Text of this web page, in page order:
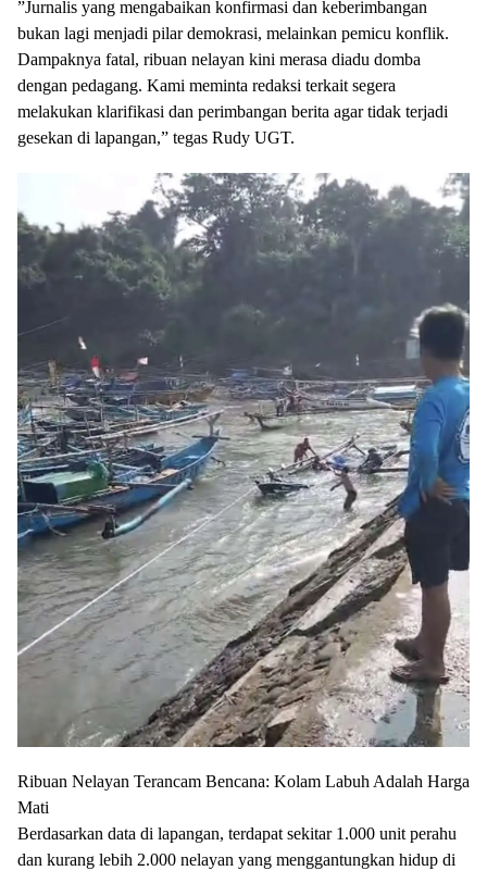
​”Jurnalis yang mengabaikan konfirmasi dan keberimbangan
bukan lagi menjadi pilar demokrasi, melainkan pemicu konflik.
Dampaknya fatal, ribuan nelayan kini merasa diadu domba
dengan pedagang. Kami meminta redaksi terkait segera
melakukan klarifikasi dan perimbangan berita agar tidak terjadi
gesekan di lapangan,” tegas Rudy UGT.
​Ribuan Nelayan Terancam Bencana: Kolam Labuh Adalah Harga
Mati
​Berdasarkan data di lapangan, terdapat sekitar 1.000 unit perahu
dan kurang lebih 2.000 nelayan yang menggantungkan hidup di